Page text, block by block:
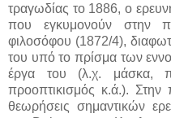
τραγωδίας το 1886, ο
που εγκυμονούν στην
φιλοσόφου (1872/4),
του υπό το πρίσμα των
έργα του (λ.χ. μάσκα,
προοπτικισμός κ.ά.). Στην
θεωρήσεις σημαντικών